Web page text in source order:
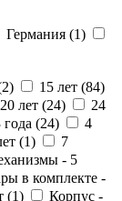
Германия (1)
2) 15 лет (84)
20 лет (24)
24
года (24)
4
(1)
7
- 5
в комплекте -
(1) Корпус -